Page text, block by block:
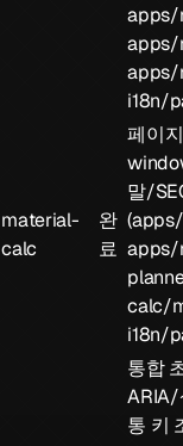
apps/
apps/
apps/
i18n/
material-
calc
완
료
페이
말/
(
apps/
calc/
i18n/
통합
ARIA/
통 키